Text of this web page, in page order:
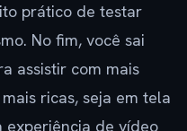
prático de testar
No fim, você sai
assistir com mais
ricas, seja em tela
experiência de vídeo